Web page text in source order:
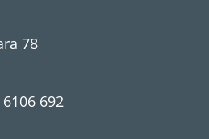
78
692